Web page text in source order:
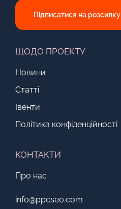
Підписатися на розсилку
ЩОДО ПРОЕКТУ
Новини
Статті
Івенти
Політика конфіденційності
КОНТАКТИ
Про нас
info@ppcseo.com